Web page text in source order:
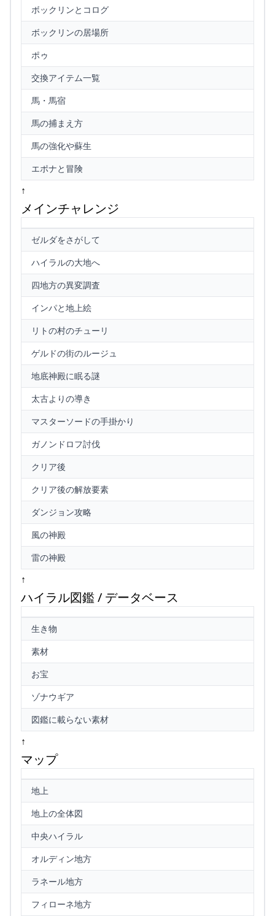
ボックリンとコログ
ボックリンの居場所
ポゥ
交換アイテム一覧
馬・馬宿
馬の捕まえ方
馬の強化や蘇生
エポナと冒険
↑
メインチャレンジ
ゼルダをさがして
ハイラルの大地へ
四地方の異変調査
インパと地上絵
リトの村のチューリ
ゲルドの街のルージュ
地底神殿に眠る謎
太古よりの導き
マスターソードの手掛かり
ガノンドロフ討伐
クリア後
クリア後の解放要素
ダンジョン攻略
風の神殿
雷の神殿
↑
ハイラル図鑑 / データベース
生き物
素材
お宝
ゾナウギア
図鑑に載らない素材
↑
マップ
地上
地上の全体図
中央ハイラル
オルディン地方
ラネール地方
フィローネ地方